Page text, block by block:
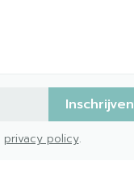
Inschrijven
privacy policy.